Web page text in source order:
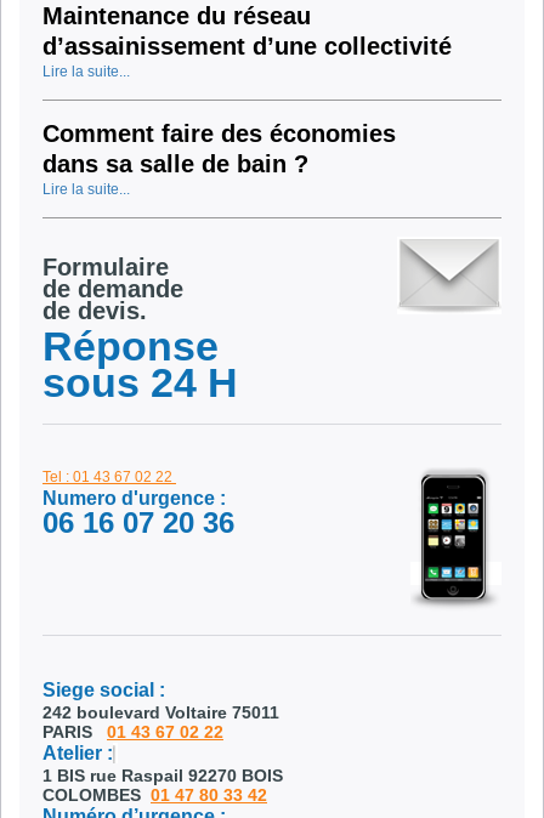
Maintenance du réseau
d’assainissement d’une collectivité
Lire la suite...
Comment faire des économies
dans sa salle de bain ?
Lire la suite...
Formulaire
de demande
de devis.
Réponse
sous 24 H
Tel : 01 43 67 02 22
Numero d'urgence :
06 16 07 20 36
Siege social :
242 boulevard Voltaire 75011
PARIS 01 43 67 02 22
Atelier :
1 BIS rue Raspail 92270 BOIS
COLOMBES 01 47 80 33 42